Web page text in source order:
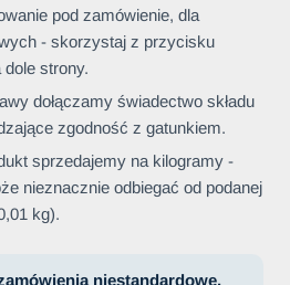
pod zamówienie, dla
- skorzystaj z przycisku
dole strony.
dołączamy świadectwo składu
zgodność z gatunkiem.
sprzedajemy na kilogramy -
nieznacznie odbiegać od podanej
kg).
niestandardowe.